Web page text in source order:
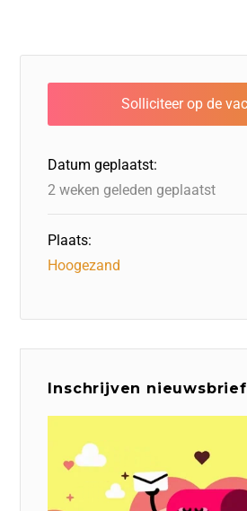
Datum geplaatst:
2 weken geleden geplaatst
Plaats:
Hoogezand
Inschrijven nieuwsbrief